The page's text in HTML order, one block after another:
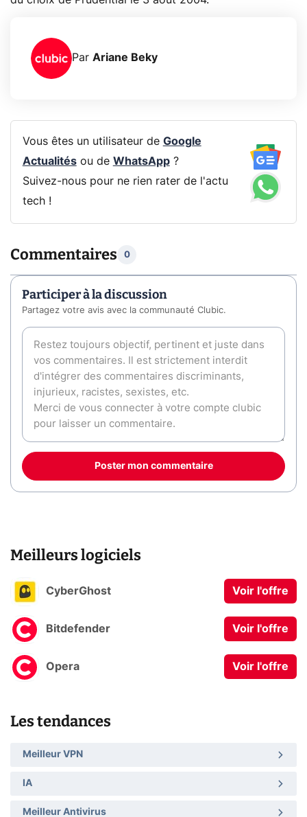
Par Ariane Beky
Vous êtes un utilisateur de Google
Actualitésou de WhatsApp?
Suivez-nous pour ne rien rater de l'actu
tech !
Commentaires 0
Participer à la discussion
Partagez votre avis avec la communauté Clubic.
Poster mon commentaire
Meilleurs logiciels
CyberGhost Voir l'offre
Bitdefender Voir l'offre
Opera Voir l'offre
Les tendances
Meilleur VPN
IA
Meilleur Antivirus